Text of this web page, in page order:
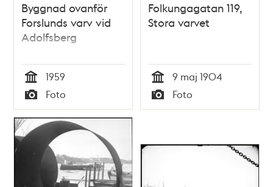
Byggnad ovanför
Forslunds varv vid
Adolfsberg
Tid
1959
Typ
Foto
Folkungagatan 119,
Stora varvet
Tid
9 maj 1904
Typ
Foto